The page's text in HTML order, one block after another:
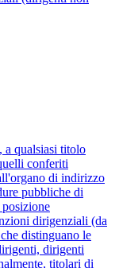
qualsiasi titolo
conferiti
di indirizzo
pubbliche di
dirigenziali (da
distinguano le
dirigenti
titolari di